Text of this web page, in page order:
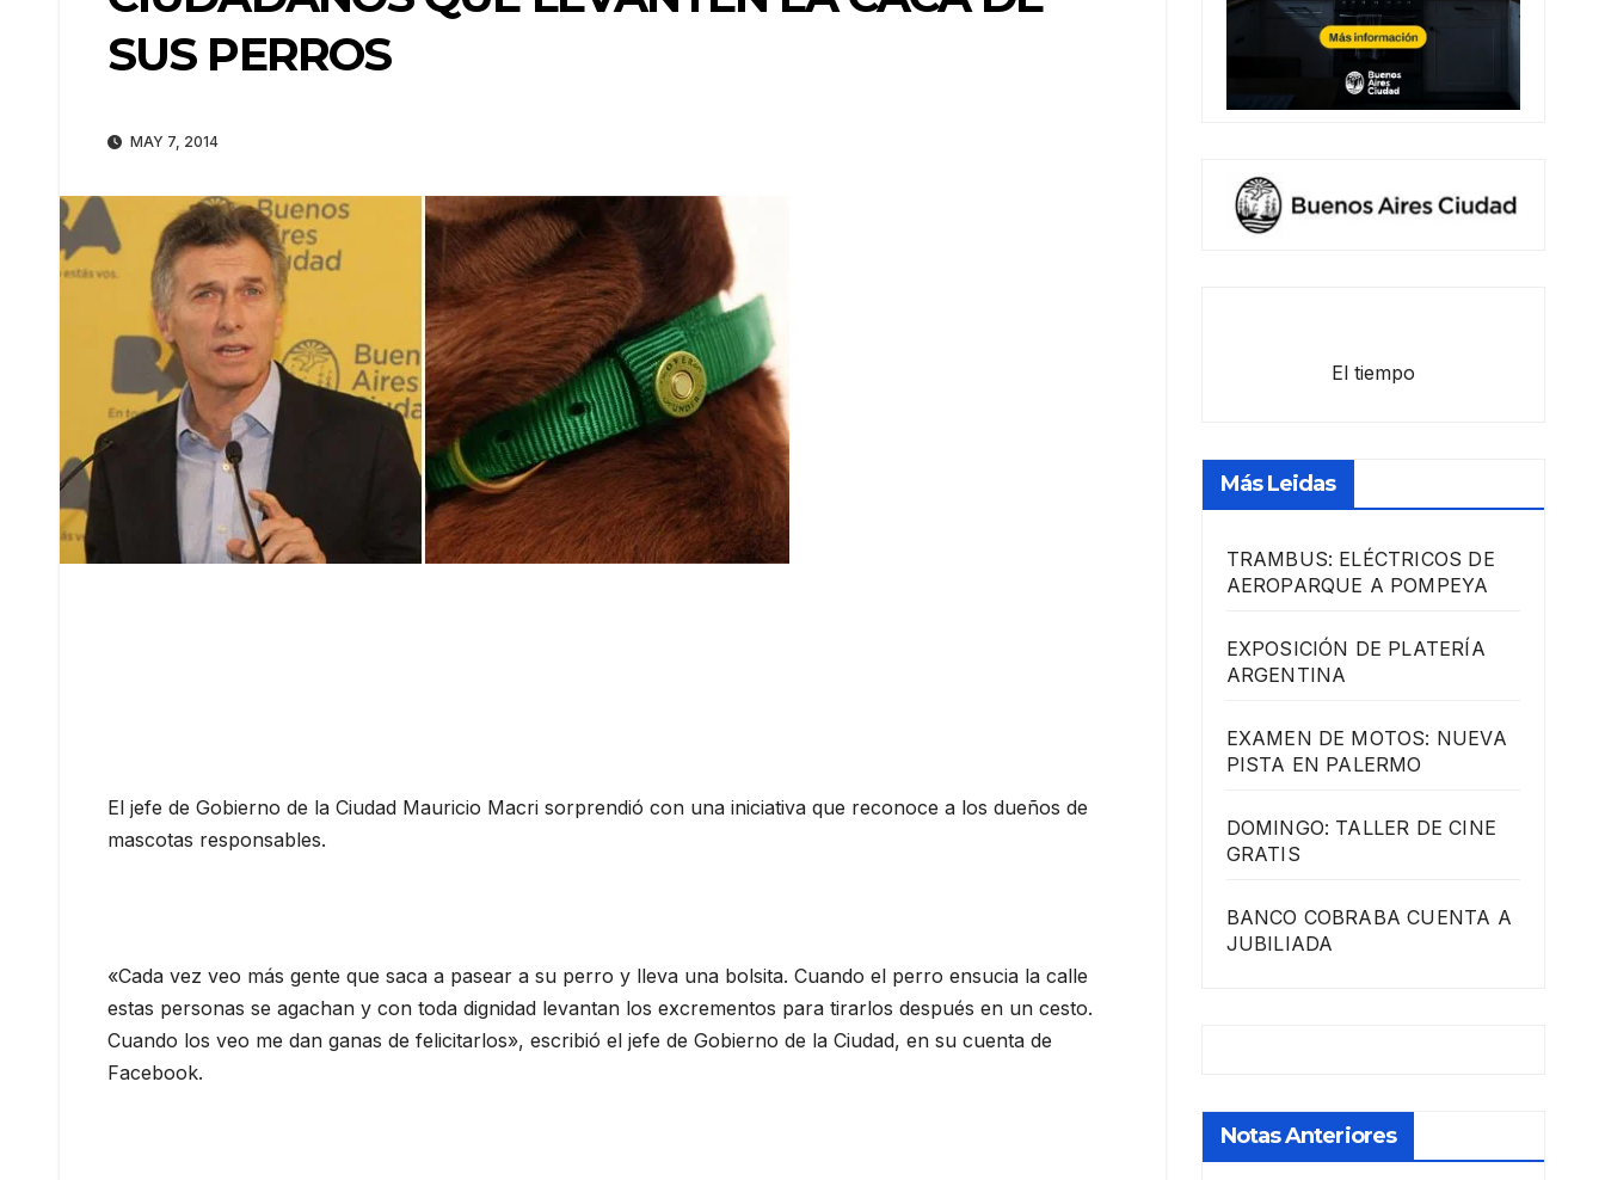
SUS PERROS
MAY 7, 2014
El jefe de Gobierno de la Ciudad Mauricio Macri sorprendió con una iniciativa que reconoce a los dueños de
mascotas responsables.
«Cada vez veo más gente que saca a pasear a su perro y lleva una bolsita. Cuando el perro ensucia la calle
estas personas se agachan y con toda dignidad levantan los excrementos para tirarlos después en un cesto.
Cuando los veo me dan ganas de felicitarlos», escribió el jefe de Gobierno de la Ciudad, en su cuenta de
Facebook.
El tiempo
Más Leidas
TRAMBUS: ELÉCTRICOS DE
AEROPARQUE A POMPEYA
EXPOSICIÓN DE PLATERÍA
ARGENTINA
EXAMEN DE MOTOS: NUEVA
PISTA EN PALERMO
DOMINGO: TALLER DE CINE
GRATIS
BANCO COBRABA CUENTA A
JUBILIADA
Notas Anteriores